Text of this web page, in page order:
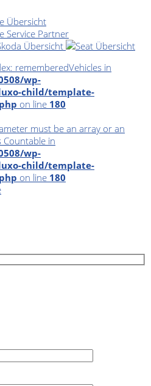
rememberedVehicles in
wp-
child/template-
on line 180
must be an array or an
in
wp-
child/template-
on line 180